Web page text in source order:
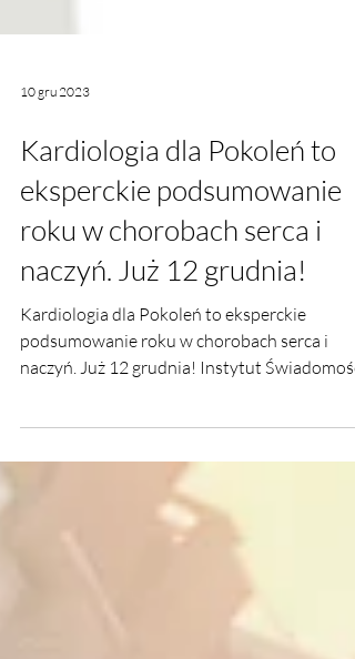
Kardiologia dla Pokoleń to
eksperckie podsumowanie
roku w chorobach serca i
naczyń. Już 12 grudnia!
Kardiologia dla Pokoleń to eksperckie
podsumowanie roku w chorobach serca i